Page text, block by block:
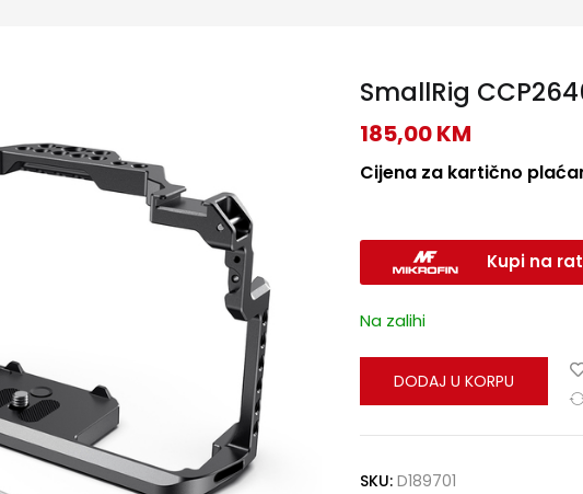
SmallRig
185,00KM
Cijena za kartično
Kupi na
Na zalihi
DODAJ U KORPU
SKU: D189701